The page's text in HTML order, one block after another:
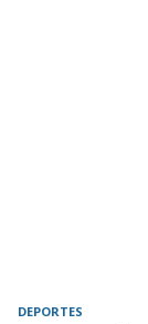
DEPORTES